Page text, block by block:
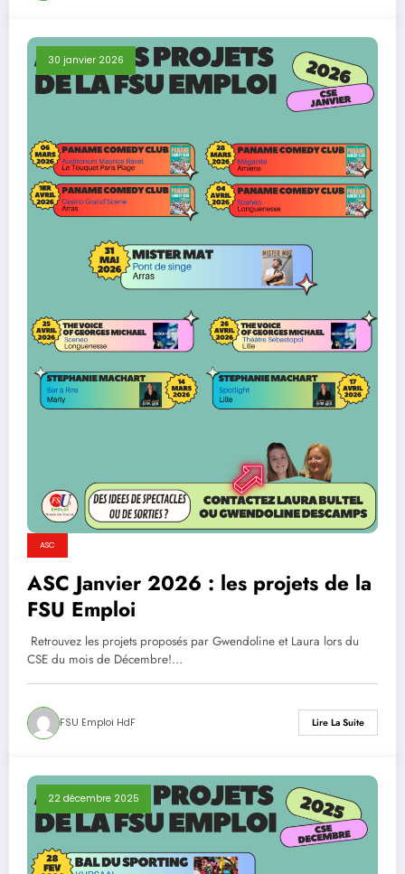
30 janvier 2026
ASC
ASC Janvier 2026 : les projets de la
FSU Emploi
Retrouvez les projets proposés par Gwendoline et Laura lors du
CSE du mois de Décembre!…
FSU Emploi HdF Lire La Suite
22 décembre 2025